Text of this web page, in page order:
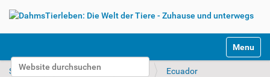
Website durchsuchen
k
Toggle
Startseite Unterwegs
Ecuador